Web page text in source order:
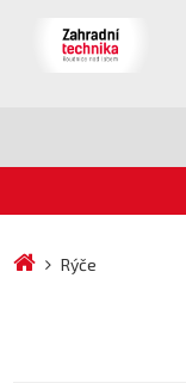
Rýče